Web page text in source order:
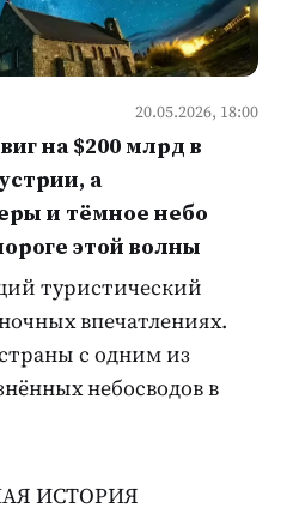
20.05.2026, 18:00
на $200 млрд в
а
и тёмное небо
этой волны
туристический
впечатлениях.
с одним из
небосводов в
ИСТОРИЯ